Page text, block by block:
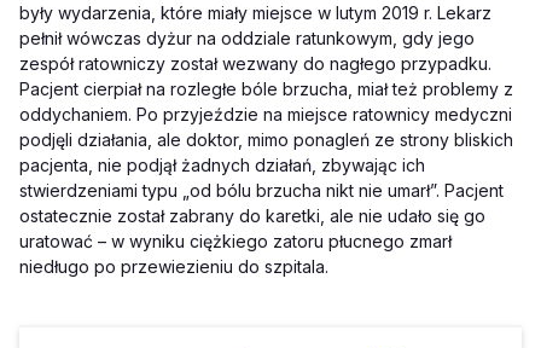
były wydarzenia, które miały miejsce w lutym 2019 r. Lekarz
pełnił wówczas dyżur na oddziale ratunkowym, gdy jego
zespół ratowniczy został wezwany do nagłego przypadku.
Pacjent cierpiał na rozległe bóle brzucha, miał też problemy z
oddychaniem. Po przyjeździe na miejsce ratownicy medyczni
podjęli działania, ale doktor, mimo ponagleń ze strony bliskich
pacjenta, nie podjął żadnych działań, zbywając ich
stwierdzeniami typu „od bólu brzucha nikt nie umarł”. Pacjent
ostatecznie został zabrany do karetki, ale nie udało się go
uratować – w wyniku ciężkiego zatoru płucnego zmarł
niedługo po przewiezieniu do szpitala.